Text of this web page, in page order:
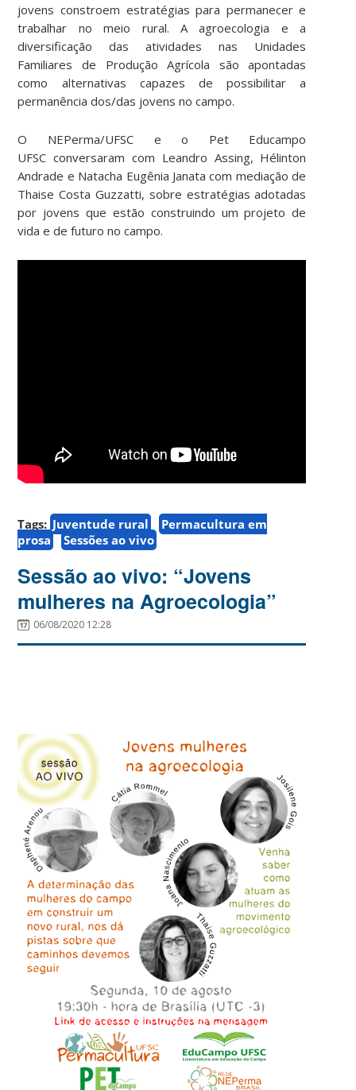
jovens constroem estratégias para permanecer e
trabalhar no meio rural. A agroecologia e a
diversificação das atividades nas Unidades
Familiares de Produção Agrícola são apontadas
como alternativas capazes de possibilitar a
permanência dos/das jovens no campo.
O NEPerma/UFSC e o Pet Educampo
UFSC conversaram com Leandro Assing, Hélinton
Andrade e Natacha Eugênia Janata com mediação de
Thaise Costa Guzzatti, sobre estratégias adotadas
por jovens que estão construindo um projeto de
vida e de futuro no campo.
Tags: Juventude rural
Permacultura em
prosa
Sessões ao vivo
Sessão ao vivo: “Jovens
mulheres na Agroecologia”
06/08/2020 12:28